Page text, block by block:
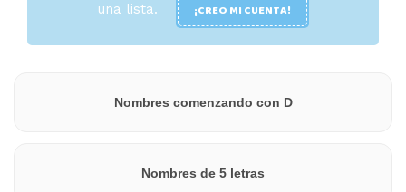
una lista.
¡CREO MI CUENTA!
Nombres comenzando con D
Nombres de 5 letras